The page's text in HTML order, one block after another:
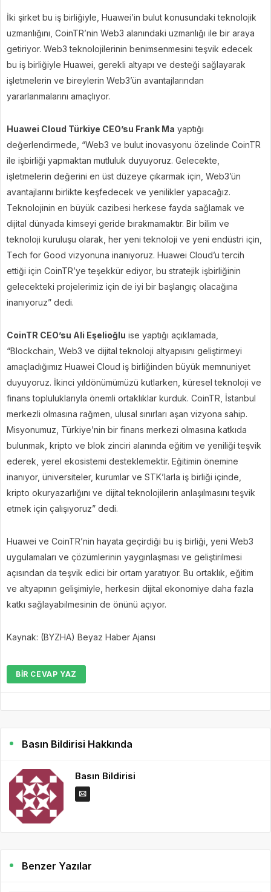
İki şirket bu iş birliğiyle, Huawei’in bulut konusundaki teknolojik
uzmanlığını, CoinTR’nin Web3 alanındaki uzmanlığı ile bir araya
getiriyor. Web3 teknolojilerinin benimsenmesini teşvik edecek
bu iş birliğiyle Huawei, gerekli altyapı ve desteği sağlayarak
işletmelerin ve bireylerin Web3’ün avantajlarından
yararlanmalarını amaçlıyor.
Huawei Cloud Türkiye CEO’su Frank Ma yaptığı
değerlendirmede, “Web3 ve bulut inovasyonu özelinde CoinTR
ile işbirliği yapmaktan mutluluk duyuyoruz. Gelecekte,
işletmelerin değerini en üst düzeye çıkarmak için, Web3’ün
avantajlarını birlikte keşfedecek ve yenilikler yapacağız.
Teknolojinin en büyük cazibesi herkese fayda sağlamak ve
dijital dünyada kimseyi geride bırakmamaktır. Bir bilim ve
teknoloji kuruluşu olarak, her yeni teknoloji ve yeni endüstri için,
Tech for Good vizyonuna inanıyoruz. Huawei Cloud’u tercih
ettiği için CoinTR’ye teşekkür ediyor, bu stratejik işbirliğinin
gelecekteki projelerimiz için de iyi bir başlangıç olacağına
inanıyoruz” dedi.
CoinTR CEO’su Ali Eşelioğlu ise yaptığı açıklamada,
“Blockchain, Web3 ve dijital teknoloji altyapısını geliştirmeyi
amaçladığımız Huawei Cloud iş birliğinden büyük memnuniyet
duyuyoruz. İkinci yıldönümümüzü kutlarken, küresel teknoloji ve
finans topluluklarıyla önemli ortaklıklar kurduk. CoinTR, İstanbul
merkezli olmasına rağmen, ulusal sınırları aşan vizyona sahip.
Misyonumuz, Türkiye’nin bir finans merkezi olmasına katkıda
bulunmak, kripto ve blok zinciri alanında eğitim ve yeniliği teşvik
ederek, yerel ekosistemi desteklemektir. Eğitimin önemine
inanıyor, üniversiteler, kurumlar ve STK’larla iş birliği içinde,
kripto okuryazarlığını ve dijital teknolojilerin anlaşılmasını teşvik
etmek için çalışıyoruz” dedi.
Huawei ve CoinTR’nin hayata geçirdiği bu iş birliği, yeni Web3
uygulamaları ve çözümlerinin yaygınlaşması ve geliştirilmesi
açısından da teşvik edici bir ortam yaratıyor. Bu ortaklık, eğitim
ve altyapının gelişimiyle, herkesin dijital ekonomiye daha fazla
katkı sağlayabilmesinin de önünü açıyor.
Kaynak: (BYZHA) Beyaz Haber Ajansı
BIR CEVAP YAZ
Basın Bildirisi Hakkında
Basın Bildirisi
Benzer Yazılar